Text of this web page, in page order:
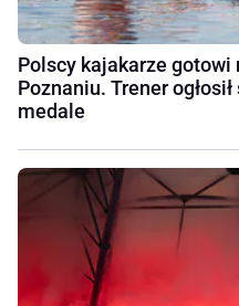
Polscy kajakarze
Poznaniu. Trener
medale